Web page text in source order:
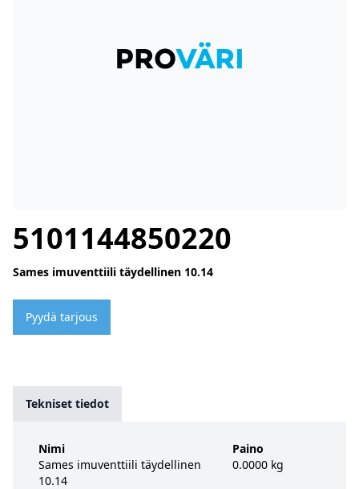
5101144850220
Sames imuventtiili täydellinen 10.14
Pyydä tarjous
Tekniset tiedot
Nimi
Sames imuventtiili täydellinen
10.14
Paino
0.0000 kg